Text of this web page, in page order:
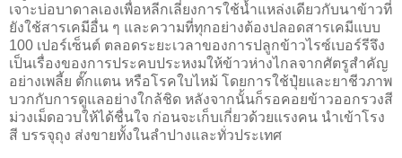
เจาะบ่อบาดาลเองเพื่อหลีกเลี่ยงการใช้น้ำแหล่งเดียวกับนาข้าวที่
ยังใช้สารเคมีอื่น ๆ และความที่ทุกอย่างต้องปลอดสารเคมีแบบ
100 เปอร์เซ็นต์ ตลอดระยะเวลาของการปลูกข้าวไรซ์เบอร์รีจึง
เป็นเรื่องของการประคบประหงมให้ข้าวห่างไกลจากศัตรูสำคัญ
อย่างเพลี้ย ตั๊กแตน หรือโรคใบไหม้ โดยการใช้ปุ๋ยและยาชีวภาพ
บวกกับการดูแลอย่างใกล้ชิด หลังจากนั้นก็รอคอยข้าวออกรวงสี
ม่วงเม็ดอวบให้ได้ชื่นใจ ก่อนจะเก็บเกี่ยวด้วยแรงคน นำเข้าโรง
สี บรรจุถุง ส่งขายทั้งในลำปางและทั่วประเทศ